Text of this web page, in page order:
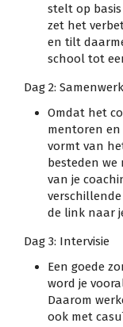
stelt op
zet het
en tilt
school tot
Dag 2:
Omdat het
mentoren
vormt van
besteden
van je
de link naar
Dag 3: Intervisie
Een goede
word je
Daarom
ook met